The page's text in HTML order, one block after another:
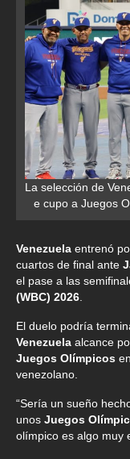
La selección de
e cupo a Juegos
Venezuela entrenó
cuartos de final ante
el pase a las
(WBC) 2026
El duelo podría
Venezuela alcance
Juegos Olímpicos
venezolano.
“Sería un sueño
unos Juegos
olímpico es algo muy